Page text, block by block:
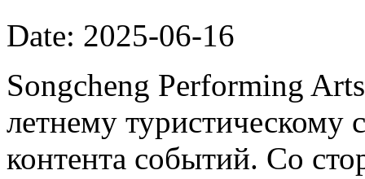
Date: 2025-06-16
Songcheng Performing
летнему туристическому
контента событий. Со